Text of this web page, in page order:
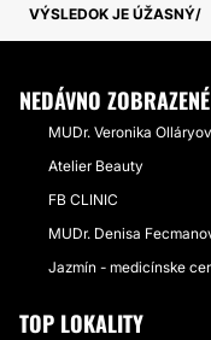
VÝSLEDOK JE ÚŽASNÝ
NEDÁVNO
MUDr. Veronika
Atelier Beauty
FB CLINIC
MUDr. Denisa
Jazmín - medicínske
TOP LOKALITY